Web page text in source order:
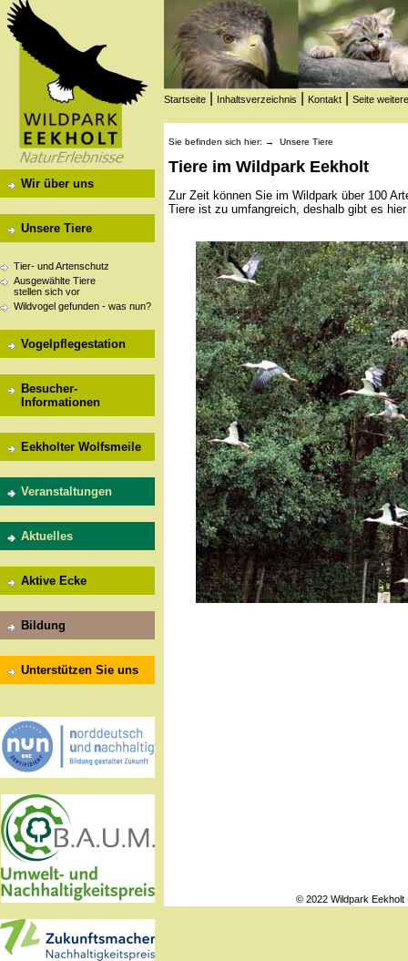
Startseite Inhaltsverzeichnis Kontakt Seite
Wir über uns
Unsere Tiere
Tier- und Artenschutz
Ausgewählte Tiere
stellen sich vor
Wildvogel gefunden - was nun?
Vogelpflegestation
Besucher-
Informationen
Eekholter Wolfsmeile
Veranstaltungen
Aktuelles
Aktive Ecke
Bildung
Unterstützen Sie uns
Sie befinden sich hier: → Unsere Tiere
Tiere im Wildpark Eekholt
Zur Zeit können Sie im Wildpark über 100
Tiere ist zu umfangreich, deshalb gibt es
© 2022 Wildpark Eekholt